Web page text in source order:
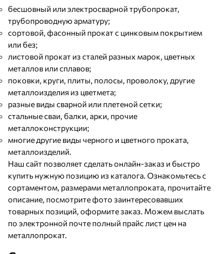
бесшовный или электросварной трубопрокат,
трубопроводную арматуру;
сортовой, фасонный прокат с цинковым покрытием
или без;
листовой прокат из сталей разных марок, цветных
металлов или сплавов;
поковки, круги, плиты, полосы, проволоку, другие
металлоизделия из цветмета;
разные виды сварной или плетеной сетки;
стальные сваи, балки, арки, прочие
металлоконструкции;
многие другие виды черного и цветного проката,
металлоизделий.
Наш сайт позволяет сделать онлайн-заказ и быстро
купить нужную позицию из каталога. Ознакомьтесь с
сортаментом, размерами металлопроката, прочитайте
описание, посмотрите фото заинтересовавших
товарных позиций, оформите заказ. Можем выслать
по электронной почте полный прайс лист цен на
металлопрокат.